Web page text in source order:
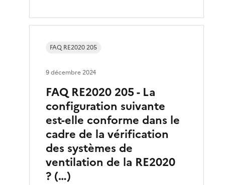
FAQ RE2020 205 - La
configuration suivante
est-elle conforme dans le
cadre de la vérification
des systèmes de
ventilation de la RE2020
? (…)
FAQ RE2020 205
9 décembre 2024